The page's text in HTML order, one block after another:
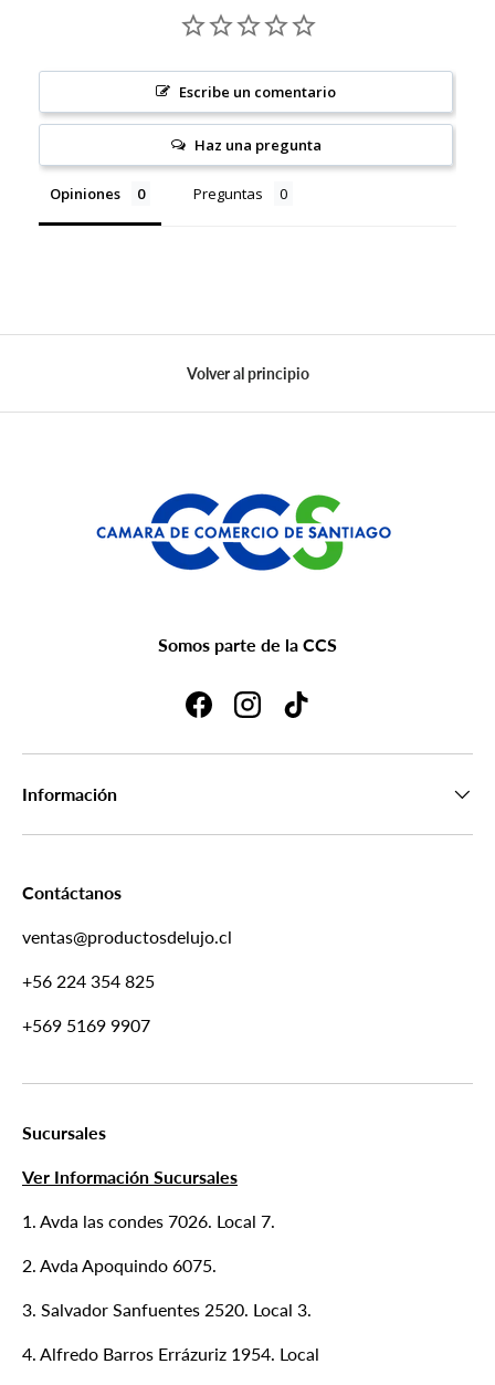
Escribe un comentario
Haz una pregunta
Opiniones Preguntas
Volver al principio
Somos parte de la CCS
FacebookInstagramTikTok
Información
Contáctanos
ventas@productosdelujo.cl
+56 224 354 825
+569 5169 9907
Sucursales
Ver Información Sucursales
1. Avda las condes 7026. Local 7.
2. Avda Apoquindo 6075.
3. Salvador Sanfuentes 2520. Local 3.
4. Alfredo Barros Errázuriz 1954. Local